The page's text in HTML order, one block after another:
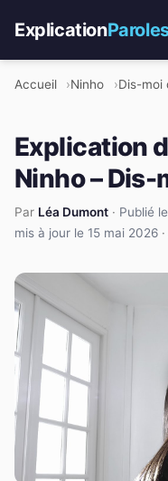
Explication
Accueil Ninho Dis-moi
Explication
Ninho –
Par Léa Dumont · Publié
mis à jour le 15 mai 2026